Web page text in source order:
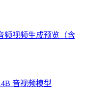
频视频生成预览（含
音视频模型